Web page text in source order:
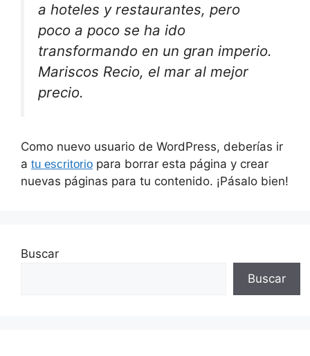
a hoteles y restaurantes, pero
poco a poco se ha ido
transformando en un gran imperio.
Mariscos Recio, el mar al mejor
precio.
Como nuevo usuario de WordPress, deberías ir
a tu escritorio para borrar esta página y crear
nuevas páginas para tu contenido. ¡Pásalo bien!
Buscar
Buscar